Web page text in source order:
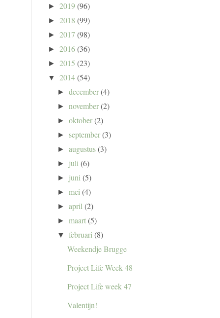
► 2019(96)
► 2018 (99)
► 2017 (98)
► 2016(36)
► 2015 (23)
▼ 2014(54)
►december(4)
►november(2)
►oktober(2)
► september(3)
►augustus(3)
► juli(6)
► juni(5)
►mei(4)
►april(2)
►maart(5)
▼ februari(8)
Weekendje Brugge
Project Life Week 48
Project Life week 47
Valentijn!